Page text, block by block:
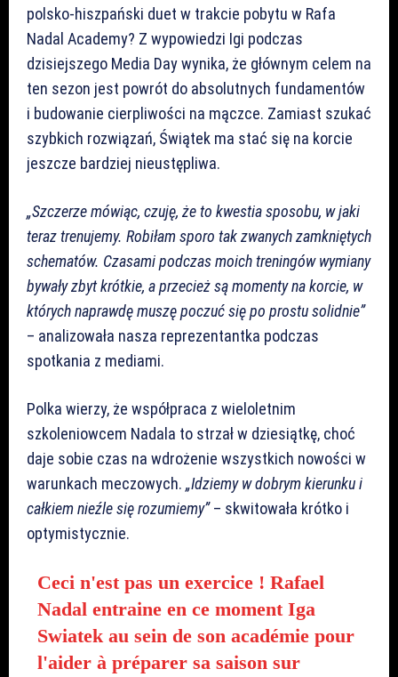
polsko-hiszpański duet w trakcie pobytu w Rafa
Nadal Academy? Z wypowiedzi Igi podczas
dzisiejszego Media Day wynika, że głównym celem na
ten sezon jest powrót do absolutnych fundamentów
i budowanie cierpliwości na mączce. Zamiast szukać
szybkich rozwiązań, Świątek ma stać się na korcie
jeszcze bardziej nieustępliwa.
„Szczerze mówiąc, czuję, że to kwestia sposobu, w jaki
teraz trenujemy. Robiłam sporo tak zwanych zamkniętych
schematów. Czasami podczas moich treningów wymiany
bywały zbyt krótkie, a przecież są momenty na korcie, w
których naprawdę muszę poczuć się po prostu solidnie”
– analizowała nasza reprezentantka podczas
spotkania z mediami.
Polka wierzy, że współpraca z wieloletnim
szkoleniowcem Nadala to strzał w dziesiątkę, choć
daje sobie czas na wdrożenie wszystkich nowości w
warunkach meczowych. „Idziemy w dobrym kierunku i
całkiem nieźle się rozumiemy”– skwitowała krótko i
optymistycznie.
Ceci n'est pas un exercice ! Rafael
Nadal entraine en ce moment Iga
Swiatek au sein de son académie pour
l'aider à préparer sa saison sur